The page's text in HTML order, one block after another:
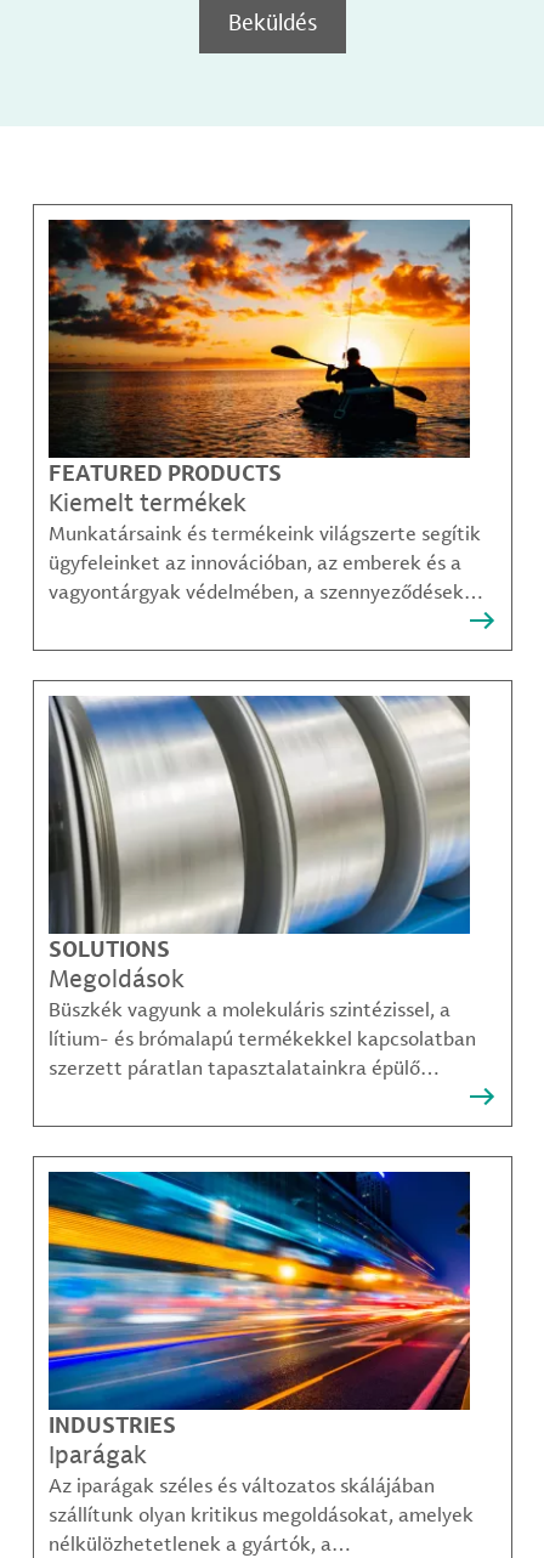
Beküldés
FEATURED PRODUCTS
Kiemelt termékek
Munkatársaink és termékeink világszerte segítik
ügyfeleinket az innovációban, az emberek és a
vagyontárgyak védelmében, a szennyeződések
kommunikáció és a növekedés fenntarthatóbb
módjainak megteremtésében.
SOLUTIONS
Megoldások
Büszkék vagyunk a molekuláris szintézissel, a
lítium- és brómalapú termékekkel kapcsolatban
szerzett páratlan tapasztalatainkra épülő
legösszetettebb kihívásai is sikerrel leküzdhetők.
INDUSTRIES
Iparágak
Az iparágak széles és változatos skálájában
szállítunk olyan kritikus megoldásokat, amelyek
nélkülözhetetlenek a gyártók, a